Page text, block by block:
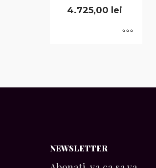
4.725,00 lei
NEWSLETTER